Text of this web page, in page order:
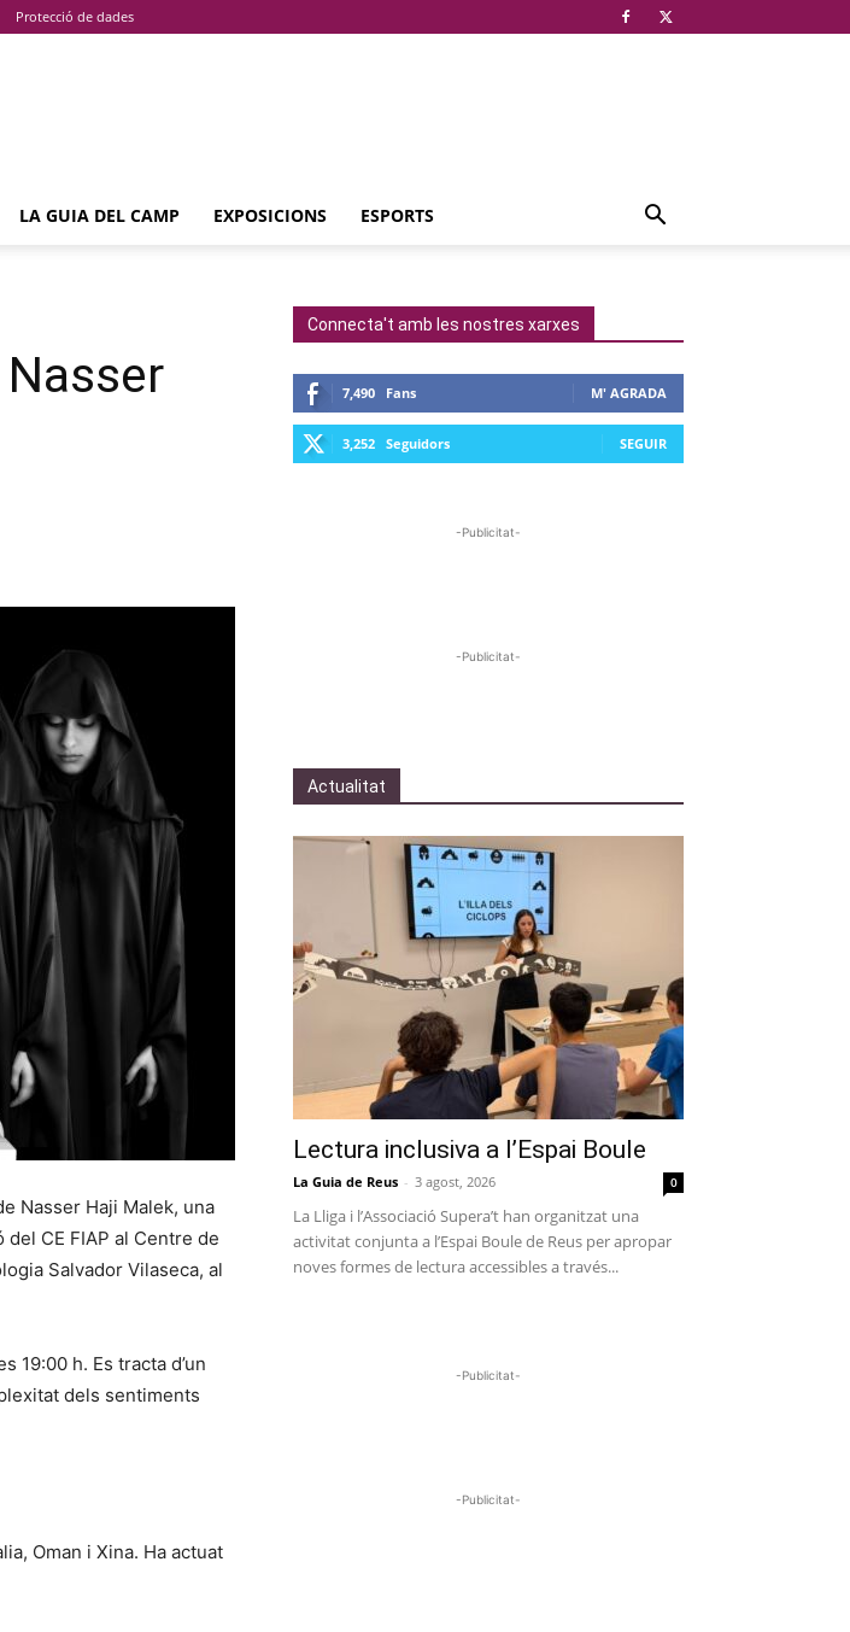
Protecció de dades
LA GUIA DEL CAMP EXPOSICIONS ESPORTS
Nasser Haji Malek, una
CE FIAP al Centre de
Salvador Vilaseca, al
19:00 h. Es tracta d’un
dels sentiments
Oman i Xina. Ha actuat
Connecta't amb les nostres xarxes
7,490 Fans M' AGRADA
3,252 Seguidors SEGUIR
-Publicitat-
-Publicitat-
Actualitat
Lectura inclusiva a l’Espai Boule
La Guia de Reus - 3 agost, 2026 0
La Lliga i l’Associació Supera’t han organitzat una
activitat conjunta a l’Espai Boule de Reus per apropar
noves formes de lectura accessibles a través...
-Publicitat-
-Publicitat-